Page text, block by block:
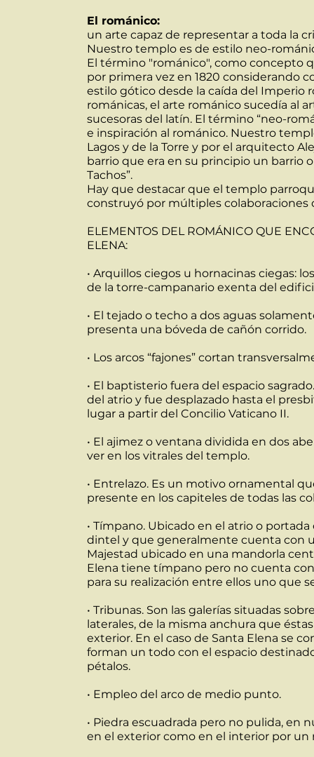
El románico:
un arte capaz de representar a toda la
Nuestro templo es de estilo neo-
El término "románico", como concepto
por primera vez en 1820 considerando
estilo gótico desde la caída del Imperio
románicas, el arte románico sucedía al
sucesoras del latín. El término “neo-
e inspiración al románico. Nuestro
Lagos y de la Torre y por el arquitecto
barrio que era en su principio un barrio
Tachos”.
Hay que destacar que el templo
construyó por múltiples colaboraciones
ELEMENTOS DEL ROMÁNICO QUE
ELENA:
• Arquillos ciegos u hornacinas ciegas:
de la torre-campanario exenta del
• El tejado o techo a dos aguas
presenta una bóveda de cañón corrido.
• Los arcos “fajones” cortan
• El baptisterio fuera del espacio
del atrio y fue desplazado hasta el
lugar a partir del Concilio Vaticano II.
• El ajimez o ventana dividida en dos
ver en los vitrales del templo.
• Entrelazo. Es un motivo ornamental
presente en los capiteles de todas las
• Tímpano. Ubicado en el atrio o
dintel y que generalmente cuenta con
Majestad ubicado en una mandorla
Elena tiene tímpano pero no cuenta
para su realización entre ellos uno que
• Tribunas. Son las galerías situadas
laterales, de la misma anchura que
exterior. En el caso de Santa Elena se
forman un todo con el espacio
pétalos.
• Empleo del arco de medio punto.
• Piedra escuadrada pero no pulida,
en el exterior como en el interior por